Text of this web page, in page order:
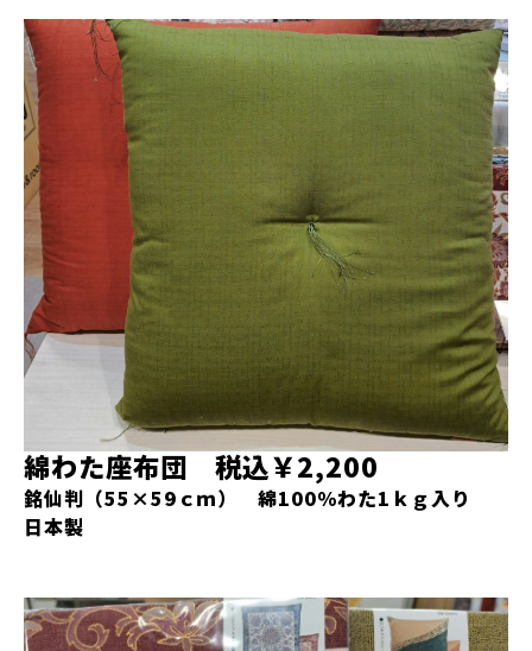
綿わた座布団 税込￥2,200
銘仙判（55×59ｃｍ） 綿100％わた1ｋｇ入り
日本製